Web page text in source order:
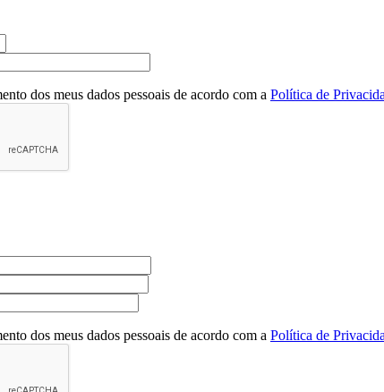
dos meus dados pessoais de acordo com a Política de
dos meus dados pessoais de acordo com a Política de